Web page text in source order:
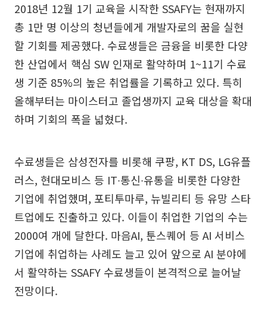
2018년 12월 1기 교육을 시작한 SSAFY는 현재까지
총 1만 명 이상의 청년들에게 개발자로의 꿈을 실현
할 기회를 제공했다. 수료생들은 금융을 비롯한 다양
한 산업에서 핵심 SW 인재로 활약하며 1~11기 수료
생 기준 85%의 높은 취업률을 기록하고 있다. 특히
올해부터는 마이스터고 졸업생까지 교육 대상을 확대
하며 기회의 폭을 넓혔다.
수료생들은 삼성전자를 비롯해 쿠팡, KT DS, LG유플
러스, 현대모비스 등 IT∙통신∙유통을 비롯한 다양한
기업에 취업했며, 포티투마루, 뉴빌리티 등 유망 스타
트업에도 진출하고 있다. 이들이 취업한 기업의 수는
2000여 개에 달한다. 마음AI, 툰스퀘어 등 AI 서비스
기업에 취업하는 사례도 늘고 있어 앞으로 AI 분야에
서 활약하는 SSAFY 수료생들이 본격적으로 늘어날
전망이다.